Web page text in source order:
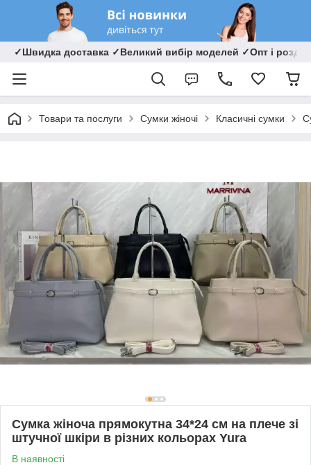
✓Швидка доставка ✓Великий вибір моделей ✓Опт і
Товари та послуги Сумки жіночі Класичні сумки
Сумка жіноча прямокутна 34*24 см на плече зі
штучної шкіри в різних кольорах Yura
В наявності